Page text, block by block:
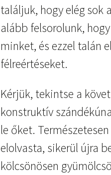
találjuk, hogy elég sok
alább felsorolunk,
minket, és ezzel talán
félreértéseket.
Kérjük, tekintse a
konstruktív
le őket.
elolvasta, sikerül újra
kölcsönösen